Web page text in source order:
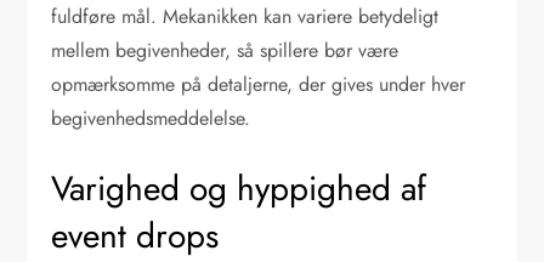
fuldføre mål. Mekanikken kan variere betydeligt
mellem begivenheder, så spillere bør være
opmærksomme på detaljerne, der gives under hver
begivenhedsmeddelelse.
Varighed og hyppighed af
event drops